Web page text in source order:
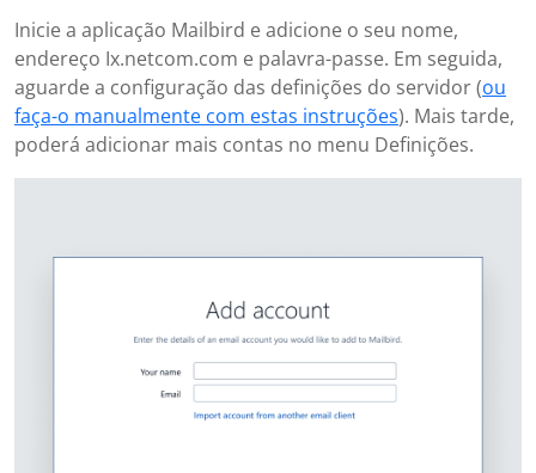
Inicie a aplicação Mailbird e adicione o seu nome,
endereço Ix.netcom.com e palavra-passe. Em seguida,
aguarde a configuração das definições do servidor (ou
faça-o manualmente com estas instruções). Mais tarde,
poderá adicionar mais contas no menu Definições.